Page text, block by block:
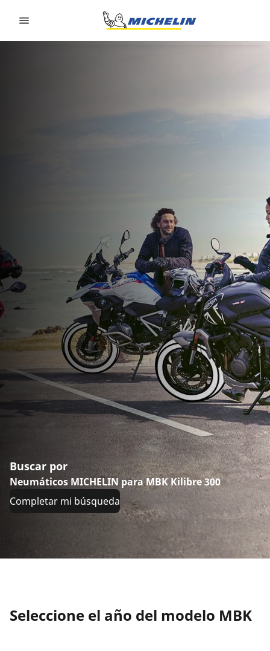
Buscar por
Neumáticos MICHELIN para MBK Kilibre 300
Completar mi búsqueda
Seleccione el año del modelo MBK